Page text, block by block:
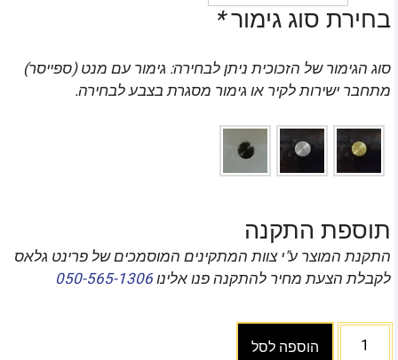
בחירת סוג גימור*
סוג הגימור של הזכוכית ניתן לבחירה: גימור עם מנט (ספייסר)
מתחבר ישירות לקיר או גימור מסגרת בצבע לבחירה.
תוספת התקנה
התקנת המוצר ע"י צוות המתקינים המוסמכים של פרינט גלאס
לקבלת הצעת מחיר להתקנה פנו אלינו050-565-1306
הוספה לסל